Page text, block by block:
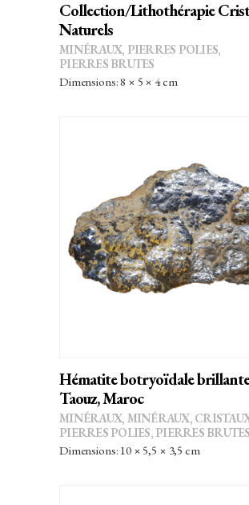
Collection/Lithothérapie
Naturels
MINÉRAUX, PIERRES POLIES,
PIERRES BRUTES
Dimensions: 8 × 5 × 4 cm
AJOUTER AU PANIER
Hématite botryoïdale
Taouz, Maroc
MINÉRAUX, MINÉRAUX,
PIERRES POLIES, PIERRES BRUTES
Dimensions: 10 × 5,5 × 3,5 cm